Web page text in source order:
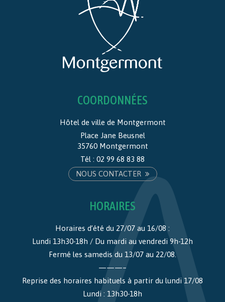
COORDONNÉES
Hôtel de ville de Montgermont
Place Jane Beusnel
35760 Montgermont
Tél : 02 99 68 83 88
NOUS CONTACTER
HORAIRES
Horaires d’été du 27/07 au 16/08 :
Lundi 13h30-18h / Du mardi au vendredi 9h-12h
Fermé les samedis du 13/07 au 22/08.
———–
Reprise des horaires habituels à partir du lundi 17/08
Lundi : 13h30-18h